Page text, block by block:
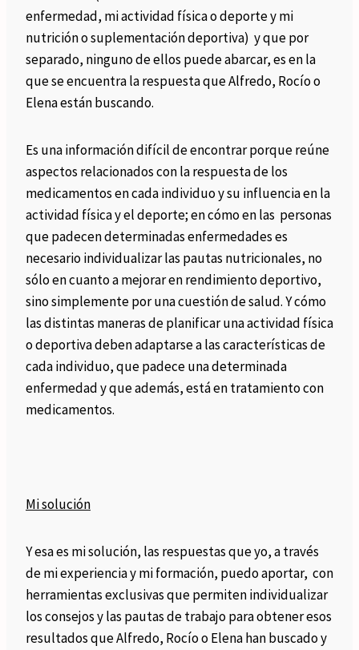
enfermedad, mi actividad física o deporte y mi
nutrición o suplementación deportiva) y que por
separado, ninguno de ellos puede abarcar, es en la
que se encuentra la respuesta que Alfredo, Rocío o
Elena están buscando.
Es una información difícil de encontrar porque reúne
aspectos relacionados con la respuesta de los
medicamentos en cada individuo y su influencia en la
actividad física y el deporte; en cómo en las personas
que padecen determinadas enfermedades es
necesario individualizar las pautas nutricionales, no
sólo en cuanto a mejorar en rendimiento deportivo,
sino simplemente por una cuestión de salud. Y cómo
las distintas maneras de planificar una actividad física
o deportiva deben adaptarse a las características de
cada individuo, que padece una determinada
enfermedad y que además, está en tratamiento con
medicamentos.
Mi solución
Y esa es mi solución, las respuestas que yo, a través
de mi experiencia y mi formación, puedo aportar, con
herramientas exclusivas que permiten individualizar
los consejos y las pautas de trabajo para obtener esos
resultados que Alfredo, Rocío o Elena han buscado y